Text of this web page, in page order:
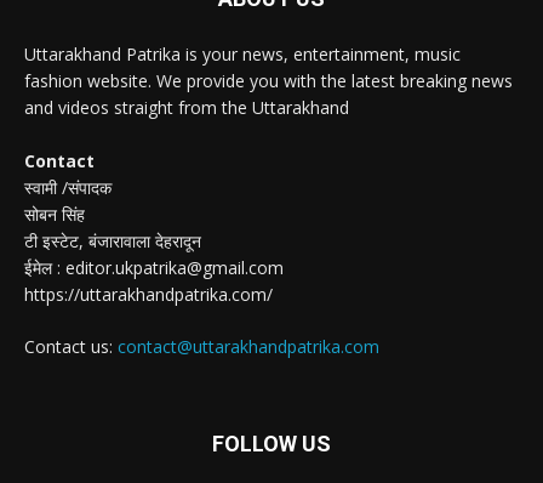
Uttarakhand Patrika is your news, entertainment, music
fashion website. We provide you with the latest breaking news
and videos straight from the Uttarakhand
Contact
स्वामी /संपादक
सोबन सिंह
टी इस्टेट, बंजारावाला देहरादून
ईमेल : editor.ukpatrika@gmail.com
https://uttarakhandpatrika.com/
Contact us: contact@uttarakhandpatrika.com
FOLLOW US